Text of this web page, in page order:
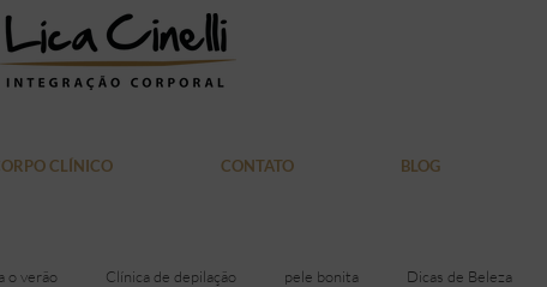
CLÍNICO CONTATO BLOG
o verão Clínica de depilação pele bonita Dicas de Beleza